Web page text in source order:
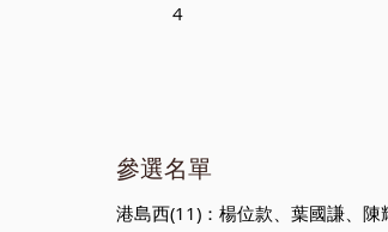
4
參選名單
港島西(11)：楊位款、葉國謙、